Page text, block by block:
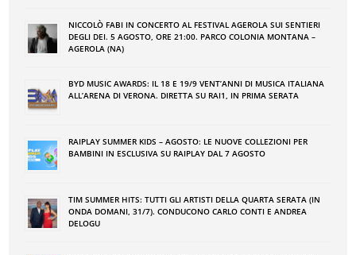
NICCOLÒ FABI IN CONCERTO AL FESTIVAL AGEROLA SUI SENTIERI
DEGLI DEI. 5 AGOSTO, ORE 21:00. PARCO COLONIA MONTANA –
AGEROLA (NA)
BYD MUSIC AWARDS: IL 18 E 19/9 VENT’ANNI DI MUSICA ITALIANA
ALL’ARENA DI VERONA. DIRETTA SU RAI1, IN PRIMA SERATA
RAIPLAY SUMMER KIDS – AGOSTO: LE NUOVE COLLEZIONI PER
BAMBINI IN ESCLUSIVA SU RAIPLAY DAL 7 AGOSTO
TIM SUMMER HITS: TUTTI GLI ARTISTI DELLA QUARTA SERATA (IN
ONDA DOMANI, 31/7). CONDUCONO CARLO CONTI E ANDREA
DELOGU